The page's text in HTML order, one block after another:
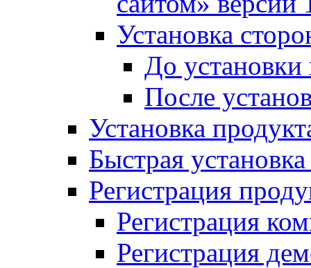
Установка
До установки
После
Установка
Быстрая
Регистрация
Регистрация
Регистрация